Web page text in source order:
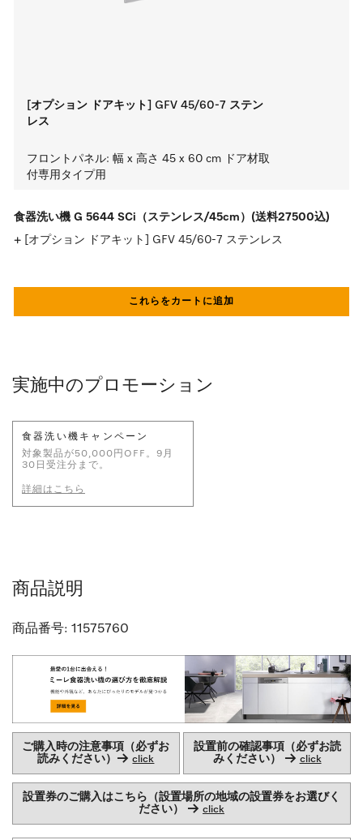
[オプション ドアキット] GFV 45/60-7 ステン
レス
フロントパネル: 幅 x 高さ 45 x 60 cm ドア材取
付専用タイプ用
食器洗い機 G 5644 SCi（ステンレス/45cm）(送料27500込)
[オプション ドアキット] GFV 45/60-7 ステンレス
これらをカートに追加
実施中のプロモーション
食器洗い機キャンペーン
対象製品が50,000円OFF。9月
30日受注分まで。
詳細はこちら
商品説明
商品番号: 11575760
ご購入時の注意事項（必ずお
読みください）→click
設置前の確認事項（必ずお読
みください） → click
設置券のご購入はこちら（設置場所の地域の設置券をお選びく
ださい） → click